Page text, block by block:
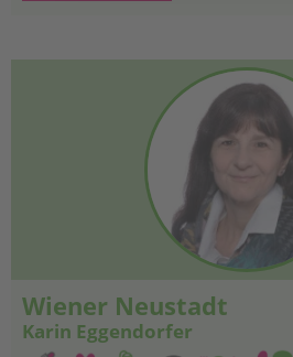
Wiener Neustadt
Karin Eggendorfer